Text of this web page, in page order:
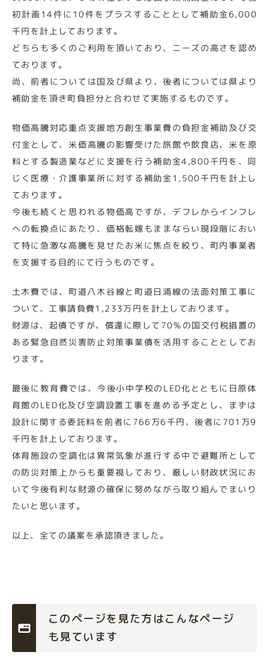
初計画14件に10件をプラスすることとして補助金6,000
千円を計上しております。
どちらも多くのご利用を頂いており、ニーズの高さを認め
ております。
尚、前者については国及び県より、後者については県より
補助金を頂き町負担分と合わせて実施するものです。
物価高騰対応重点支援地方創生事業費の負担金補助及び交
付金として、米価高騰の影響受けた旅館や飲食店、米を原
料とする製造業などに支援を行う補助金4,800千円を、同
じく医療・介護事業所に対する補助金1,500千円を計上し
ております。
今後も続くと思われる物価高ですが、デフレからインフレ
への転換点にあたり、価格転嫁もままならい現段階におい
て特に急激な高騰を見せたお米に焦点を絞り、町内事業者
を支援する目的にて行うものです。
土木費では、町道八木谷線と町道日浦線の法面対策工事に
ついて、工事請負費1,233万円を計上しております。
財源は、起債ですが、償還に際して70％の国交付税措置の
ある緊急自然災害防止対策事業債を活用することとしてお
ります。
最後に教育費では、今後小中学校のLED化とともに日原体
育館のLED化及び空調設置工事を進める予定とし、まずは
設計に関する委託料を前者に766万6千円、後者に701万9
千円を計上しております。
体育施設の空調化は異常気象が進行する中で避難所として
の防災対策上からも重要視しており、厳しい財政状況にお
いて今後有利な財源の確保に努めながら取り組んでまいり
たいと思います。
以上、全ての議案を承認頂きました。
このページを見た方はこんなページ
も見ています